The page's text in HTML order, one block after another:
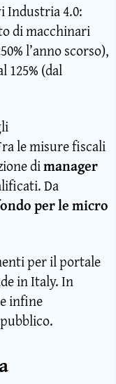
Industria 4.0:
di macchinari
l’anno scorso),
125% (dal
le misure fiscali
dimanager
Da
per le micro
per il portale
in Italy. In
infine